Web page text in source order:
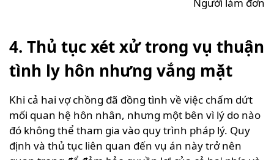
4. Thủ tục xét xử trong vụ thuận
tình ly hôn nhưng vắng mặt
Khi cả hai vợ chồng đã đồng tình về việc chấm dứt
mối quan hệ hôn nhân, nhưng một bên vì lý do nào
đó không thể tham gia vào quy trình pháp lý. Quy
định và thủ tục liên quan đến vụ án này trở nên